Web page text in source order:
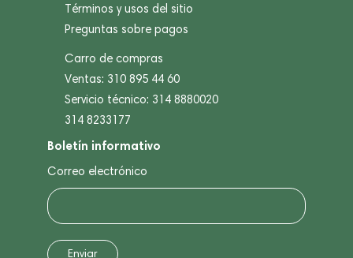
Términos y usos del sitio
Preguntas sobre pagos
Carro de compras
Ventas: 310 895 44 60
Servicio técnico: 314 8880020
314 8233177
Boletín informativo
Correo electrónico